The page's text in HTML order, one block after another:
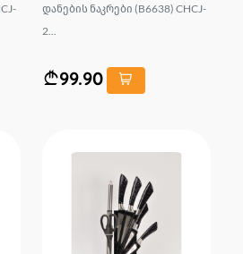
დანების ნაკრები (B6638) CHCJ-
2...
99.90